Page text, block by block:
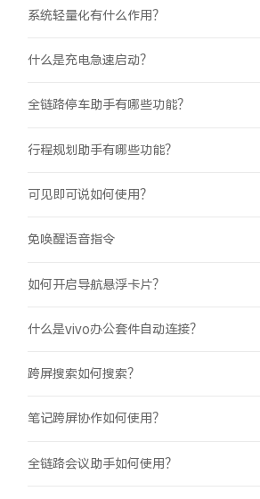
系统轻量化有什么作用？
什么是充电急速启动？
全链路停车助手有哪些功能？
行程规划助手有哪些功能？
可见即可说如何使用？
免唤醒语音指令
如何开启导航悬浮卡片？
什么是vivo办公套件自动连接？
跨屏搜索如何搜索？
笔记跨屏协作如何使用？
全链路会议助手如何使用？